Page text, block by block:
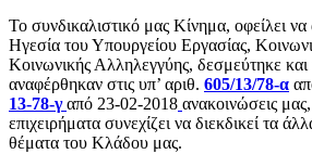
Το συνδικαλιστικό μας Κίνημα, οφείλει να
Ηγεσία του Υπουργείου Εργασίας,
Κοινωνικής Αλληλεγγύης, δεσμεύτηκε
αναφέρθηκαν στις υπ’ αριθ. 605/13/78-α
13-78-γαπό 23-02-2018 ανακοινώσεις
επιχειρήματα συνεχίζει να διεκδικεί τα
θέματα του Κλάδου μας.